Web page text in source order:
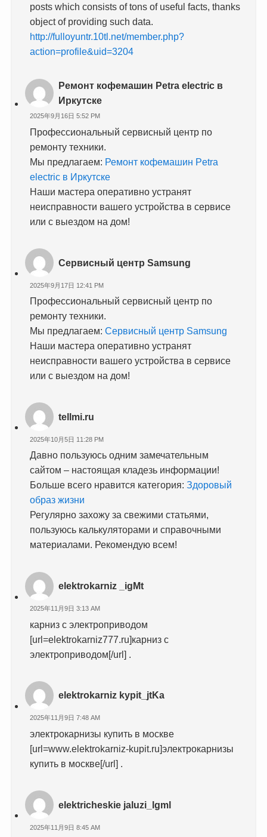
posts which consists of tons of useful facts, thanks
object of providing such data.
http://fulloyuntr.10tl.net/member.php?
action=profile&uid=3204
Ремонт кофемашин Petra electric в
Иркутске
2025年9月16日 5:52 PM
Профессиональный сервисный центр по
ремонту техники.
Мы предлагаем: Ремонт кофемашин Petra
electric в Иркутске
Наши мастера оперативно устранят
неисправности вашего устройства в сервисе
или с выездом на дом!
Сервисный центр Samsung
2025年9月17日 12:41 PM
Профессиональный сервисный центр по
ремонту техники.
Мы предлагаем:Сервисный центр Samsung
Наши мастера оперативно устранят
неисправности вашего устройства в сервисе
или с выездом на дом!
tellmi.ru
2025年10月5日 11:28 PM
Давно пользуюсь одним замечательным
сайтом – настоящая кладезь информации!
Больше всего нравится категория:Здоровый
образ жизни
Регулярно захожу за свежими статьями,
пользуюсь калькуляторами и справочными
материалами. Рекомендую всем!
elektrokarniz _igMt
2025年11月9日 3:13 AM
карниз с электроприводом
[url=elektrokarniz777.ru]карниз с
электроприводом[/url] .
elektrokarniz kypit_jtKa
2025年11月9日 7:48 AM
электрокарнизы купить в москве
[url=www.elektrokarniz-kupit.ru]электрокарнизы
купить в москве[/url] .
elektricheskie jaluzi_lgml
2025年11月9日 8:45 AM